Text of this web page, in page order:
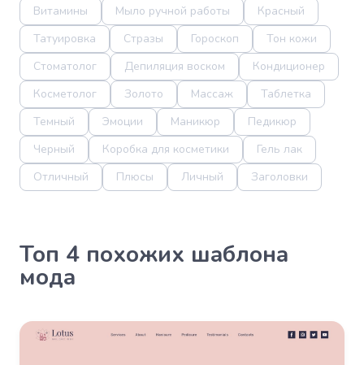
Витамины Мыло ручной работы
Красный
Татуировка
Стразы Гороскоп
Тон кожи
Стоматолог
Депиляция воском
Кондиционер
Косметолог
Золото Массаж
Таблетка
Темный
Эмоции Маникюр
Педикюр
Черный
Коробка для косметики
Гель лак
Отличный
Плюсы Личный Заголовки
Топ 4 похожих шаблона
мода